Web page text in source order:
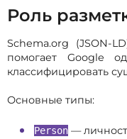
Роль
Schema.org (JSON-
помогает Google
классифицировать
Основные типы:
Person —